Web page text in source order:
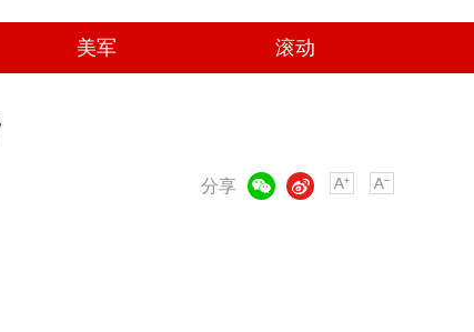
美军 滚动
分享
微博